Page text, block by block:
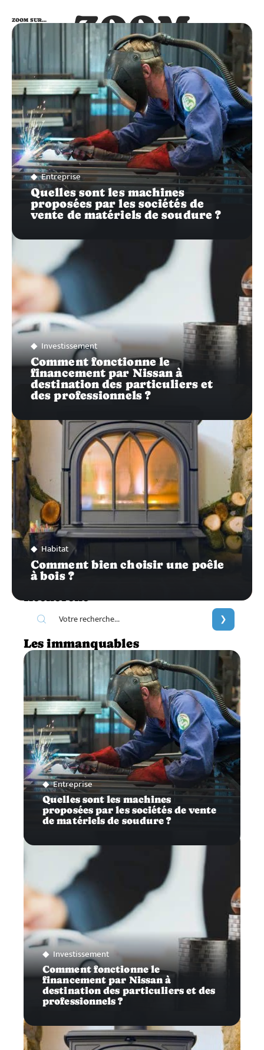
ZOOM
SUR…
ZOOM SUR…
Entreprise
Quelles sont les machines
proposées par les sociétés de
vente de matériels de soudure ?
Investissement
Comment fonctionne le
financement par Nissan à
destination des particuliers et
des professionnels ?
Habitat
Comment bien choisir une poêle
à bois ?
Les immanquables
Entreprise
Quelles sont les machines
proposées par les sociétés de vente
de matériels de soudure ?
Investissement
Comment fonctionne le
financement par Nissan à
destination des particuliers et des
professionnels ?